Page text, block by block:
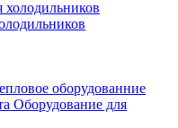
оборудованние
Оборудование для